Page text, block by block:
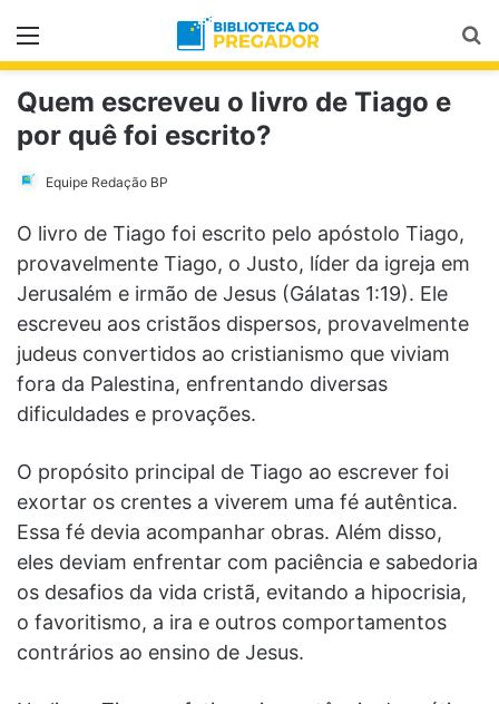
Menu
Quem escreveu o livro de Tiago e
por quê foi escrito?
Equipe Redação BP
O livro de Tiago foi escrito pelo apóstolo Tiago,
provavelmente Tiago, o Justo, líder da igreja em
Jerusalém e irmão de Jesus (Gálatas 1:19). Ele
escreveu aos cristãos dispersos, provavelmente
judeus convertidos ao cristianismo que viviam
fora da Palestina, enfrentando diversas
dificuldades e provações.
O propósito principal de Tiago ao escrever foi
exortar os crentes a viverem uma fé autêntica.
Essa fé devia acompanhar obras. Além disso,
eles deviam enfrentar com paciência e sabedoria
os desafios da vida cristã, evitando a hipocrisia,
o favoritismo, a ira e outros comportamentos
contrários ao ensino de Jesus.